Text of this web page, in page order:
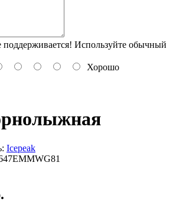
Используйте обычный
Хорошо
Icepeak